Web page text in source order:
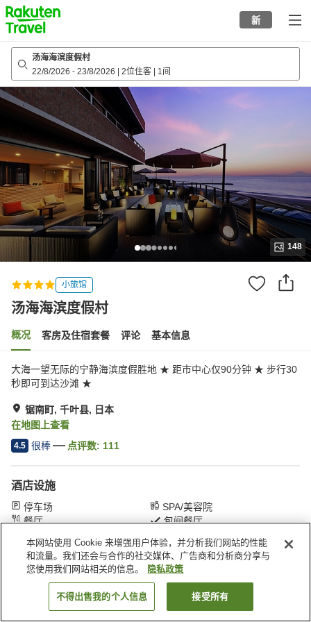
to
top
page
新
汤海海滨度假村
22/8/2026 - 23/8/2026 2位住客 1间
148
小旅馆
汤海海滨度假村
概况 客房及住宿套餐 评论 基本信息
大海一望无际的宁静海滨度假胜地 ★ 距市中心仅90分钟 ★ 步行30
秒即可到达沙滩 ★
锯南町, 千叶县, 日本
在地图上查看
4.5 很棒 点评数: 111
酒店设施
停车场
SPA/美容院
餐厅
包间餐厅
首页 日本 千叶县 锯南町 汤海海滨度假村
搜索客房
本网站使用 Cookie 来增强用户体验，并分析我们网站的性能
和流量。我们还会与合作的社交媒体、广告商和分析商分享与
您使用我们网站相关的信息。
隐私政策
不得出售我的个人信息 接受所有